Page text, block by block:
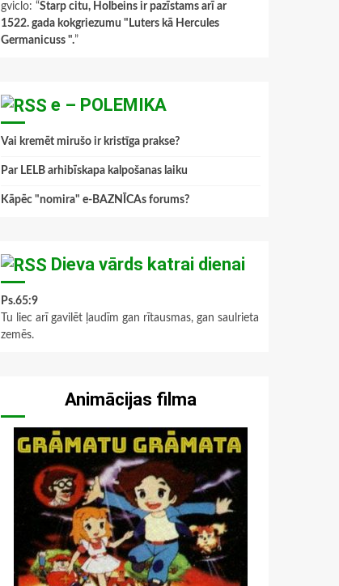
gviclo: “Starp citu, Holbeins ir pazīstams arī ar
1522. gada kokgriezumu "Luters kā Hercules
Germanicuss ".”
e – POLEMIKA
Vai kremēt mirušo ir kristīga prakse?
Par LELB arhibīskapa kalpošanas laiku
Kāpēc "nomira" e-BAZNĪCAs forums?
Dieva vārds katrai dienai
Ps.65:9
Tu liec arī gavilēt ļaudīm gan rītausmas, gan saulrieta
zemēs.
Animācijas filma